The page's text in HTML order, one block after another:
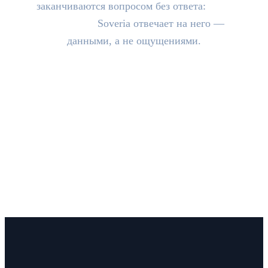
заканчиваются вопросом без ответа:
Soveria отвечает на него —
данными, а не ощущениями.